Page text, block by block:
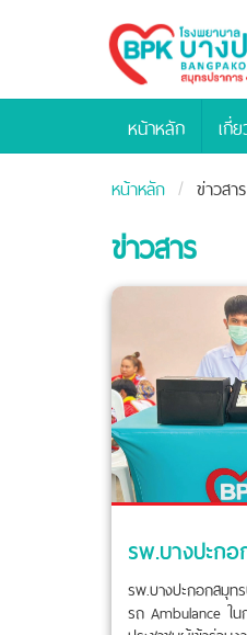
Bangpakok
Hospital
หน้าหลัก เกี่
หน้าหลัก ข่าวสาร
ข่าวสาร
รพ.บางปะกอกสมุท
รถ Ambulance ใน